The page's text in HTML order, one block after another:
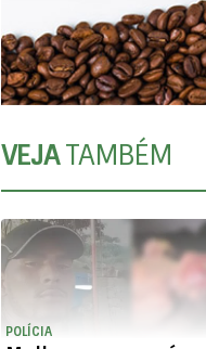
VEJATAMBÉM
POLÍCIA